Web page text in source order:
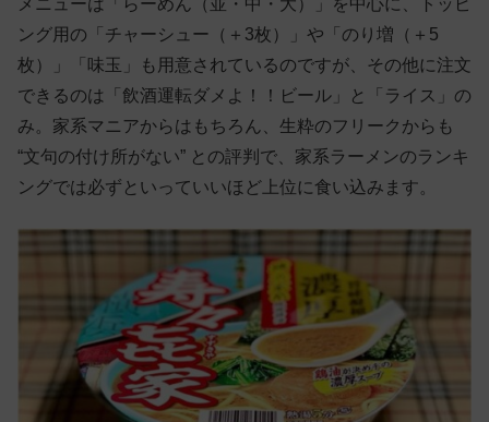
メニューは「らーめん（並・中・大）」を中心に、トッピ
ング用の「チャーシュー（＋3枚）」や「のり増（＋5
枚）」「味玉」も用意されているのですが、その他に注文
できるのは「飲酒運転ダメよ！！ビール」と「ライス」の
み。家系マニアからはもちろん、生粋のフリークからも
“文句の付け所がない” との評判で、家系ラーメンのランキ
ングでは必ずといっていいほど上位に食い込みます。